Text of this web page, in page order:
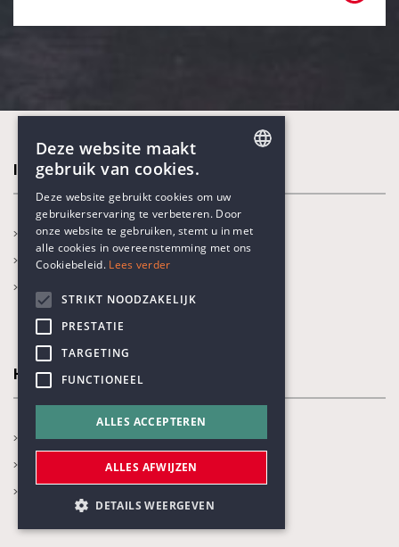
In de kijker
Nieuws
Kalender
Blogs
Humanisme
Ben ik humanist?
Wat is humanisme?
DUTCH
Deze website maakt
gebruik van cookies.
Deze website gebruikt cookies om uw
gebruikerservaring te verbeteren. Door
onze website te gebruiken, stemt u in met
alle cookies in overeenstemming met ons
Cookiebeleid. Lees verder
STRIKT NOODZAKELIJK
PRESTATIE
TARGETING
FUNCTIONEEL
ALLES ACCEPTEREN
ALLES AFWIJZEN
DETAILS WEERGEVEN